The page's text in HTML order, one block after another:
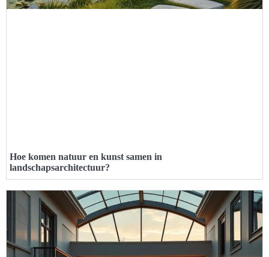
Hoe komen natuur en kunst samen in
landschapsarchitectuur?